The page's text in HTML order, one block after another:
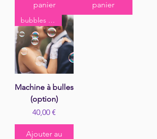
panier
panier
bubbles kiss
Machine à bulles
(option)
Prix
40,00 €
Ajouter au